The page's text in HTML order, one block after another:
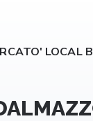
LOCAL